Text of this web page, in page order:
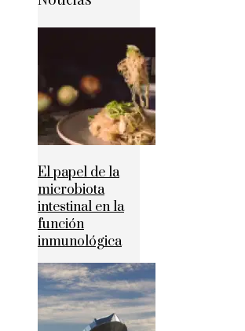
El papel de la
microbiota
intestinal en la
función
inmunológica